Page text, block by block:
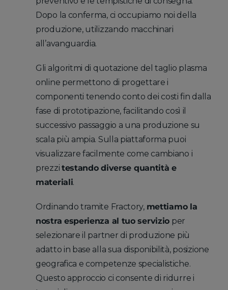
Dopo la conferma, ci occupiamo noi della
produzione, utilizzando macchinari
all’avanguardia.
Gli algoritmi di quotazione del taglio plasma
online permettono di progettare i
componenti tenendo conto dei costi fin dalla
fase di prototipazione, facilitando così il
successivo passaggio a una produzione su
scala più ampia. Sulla piattaforma puoi
visualizzare facilmente come cambiano i
prezzi testando diverse quantità e
materiali.
Ordinando tramite Fractory, mettiamo la
nostra esperienza al tuo servizio per
selezionare il partner di produzione più
adatto in base alla sua disponibilità, posizione
geografica e competenze specialistiche.
Questo approccio ci consente di ridurre i